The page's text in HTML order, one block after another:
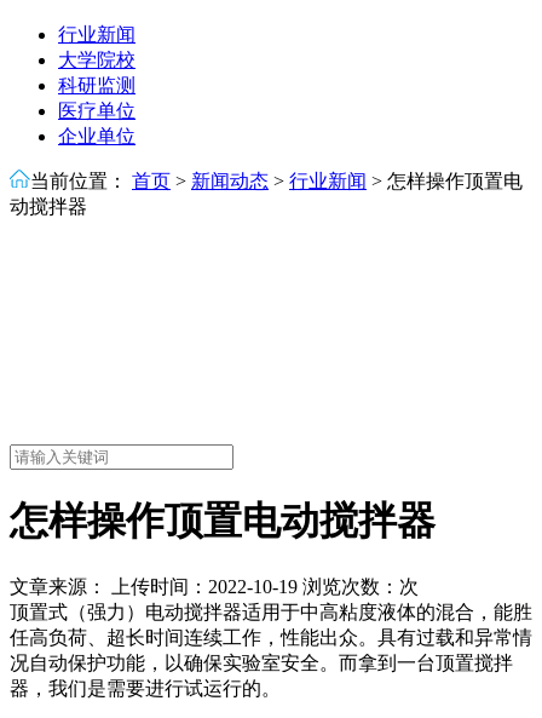
行业新闻
大学院校
科研监测
医疗单位
企业单位
当前位置： 首页 > 新闻动态 > 行业新闻 > 怎样操作顶置电
动搅拌器
怎样操作顶置电动搅拌器
文章来源： 上传时间：2022-10-19 浏览次数： 次
顶置式（强力）电动搅拌器适用于中高粘度液体的混合，能胜
任高负荷、超长时间连续工作，性能出众。具有过载和异常情
况自动保护功能，以确保实验室安全。而拿到一台顶置搅拌
器，我们是需要进行试运行的。